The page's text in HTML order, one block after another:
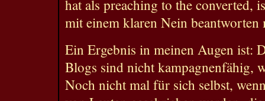
hat als preaching to the converted,
mit einem klaren Nein beantworten
Ein Ergebnis in meinen Augen ist:
Blogs sind nicht kampagnenfähig,
Noch nicht mal für sich selbst,